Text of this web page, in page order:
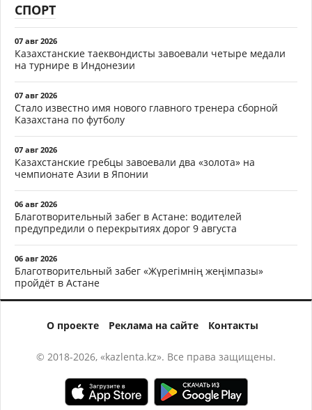
СПОРТ
07 авг 2026
Казахстанские таеквондисты завоевали четыре медали
на турнире в Индонезии
07 авг 2026
Стало известно имя нового главного тренера сборной
Казахстана по футболу
07 авг 2026
Казахстанские гребцы завоевали два «золота» на
чемпионате Азии в Японии
06 авг 2026
Благотворительный забег в Астане: водителей
предупредили о перекрытиях дорог 9 августа
06 авг 2026
Благотворительный забег «Жүрегімнің жеңімпазы»
пройдёт в Астане
О проекте Реклама на сайте Контакты
© 2018-2026, «kazlenta.kz». Все права защищены.